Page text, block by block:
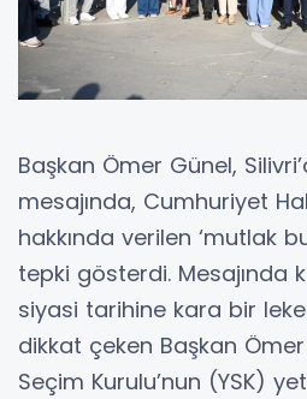
Başkan Ömer Günel,
mesajında, Cumhuriyet
hakkında verilen ‘mutlak
tepki gösterdi. Mesajında
siyasi tarihine kara bir leke
dikkat çeken Başkan
Seçim Kurulu’nun (YSK)